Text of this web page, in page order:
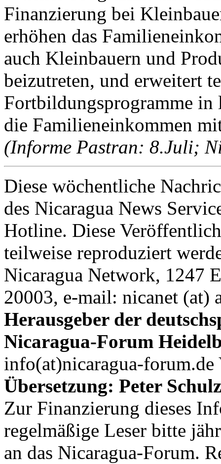
Finanzierung bei
erhöhen das
auch Kleinbauern und
beizutreten, und erweitert
Fortbildungsprogramme in
die Familieneinkommen
(Informe Pastran: 8.Juli;
Diese wöchentliche
des Nicaragua News
Hotline. Diese
teilweise reproduziert
Nicaragua Network, 1247
20003, e-mail: nicanet (at)
Herausgeber der
Nicaragua-Forum
info(at)nicaragua-
Übersetzung: Peter
Zur Finanzierung dieses
regelmäßige Leser bitte
an das Nicaragua-Forum.